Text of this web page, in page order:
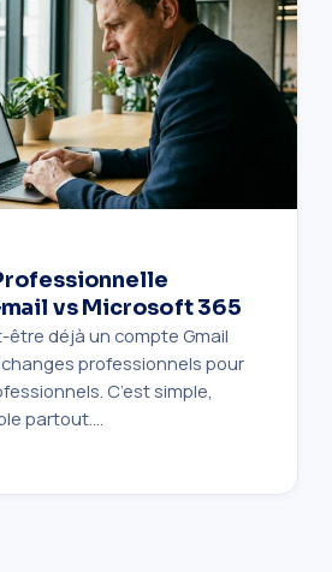
vs Microsoft 365
être déjà un compte Gmail
professionnels pour
C’est simple,
partout.…